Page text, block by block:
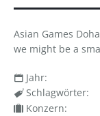
Asian Games
we might be a
Jahr:
Schlagwörter:
Konzern: